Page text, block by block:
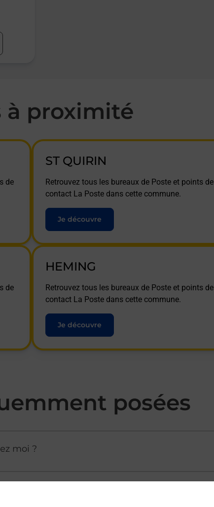
à proximité
de
ST QUIRIN
Retrouvez tous les bureaux de Poste et points de
contact La Poste dans cette commune.
Je découvre
de
HEMING
Retrouvez tous les bureaux de Poste et points de
contact La Poste dans cette commune.
Je découvre
posées
moi ?